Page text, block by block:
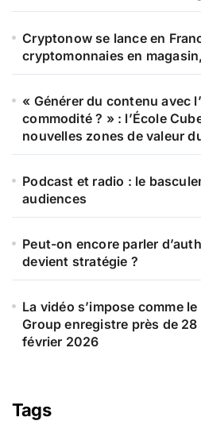
Cryptonow se lance en
cryptomonnaies en
« Générer du contenu avec
commodité ? » : l’École
nouvelles zones de valeur
Podcast et radio : le
audiences
Peut-on encore parler
devient stratégie ?
La vidéo s’impose comme
Group enregistre près de
février 2026
Tags